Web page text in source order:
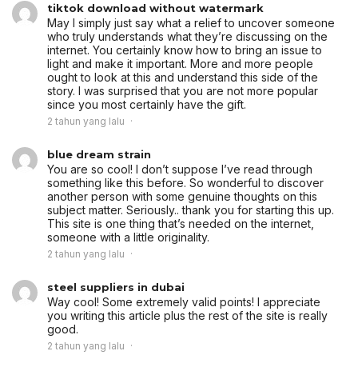
tiktok download without watermark
May I simply just say what a relief to uncover someone
who truly understands what they’re discussing on the
internet. You certainly know how to bring an issue to
light and make it important. More and more people
ought to look at this and understand this side of the
story. I was surprised that you are not more popular
since you most certainly have the gift.
2 tahun yang lalu
blue dream strain
You are so cool! I don’t suppose I’ve read through
something like this before. So wonderful to discover
another person with some genuine thoughts on this
subject matter. Seriously.. thank you for starting this up.
This site is one thing that’s needed on the internet,
someone with a little originality.
2 tahun yang lalu
steel suppliers in dubai
Way cool! Some extremely valid points! I appreciate
you writing this article plus the rest of the site is really
good.
2 tahun yang lalu